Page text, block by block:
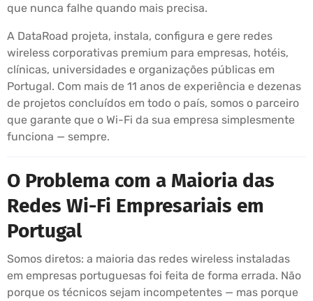
que nunca falhe quando mais precisa.
A DataRoad projeta, instala, configura e gere redes
wireless corporativas premium para empresas, hotéis,
clínicas, universidades e organizações públicas em
Portugal. Com mais de 11 anos de experiência e dezenas
de projetos concluídos em todo o país, somos o parceiro
que garante que o Wi-Fi da sua empresa simplesmente
funciona — sempre.
O Problema com a Maioria das
Redes Wi-Fi Empresariais em
Portugal
Somos diretos: a maioria das redes wireless instaladas
em empresas portuguesas foi feita de forma errada. Não
porque os técnicos sejam incompetentes — mas porque